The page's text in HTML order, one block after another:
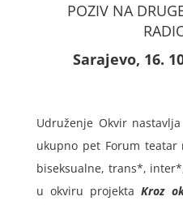
POZIV NA
Sarajevo, 16.
Udruženje Okvir
ukupno pet Forum teatar
biseksualne, trans*,
u okviru projektaKroz